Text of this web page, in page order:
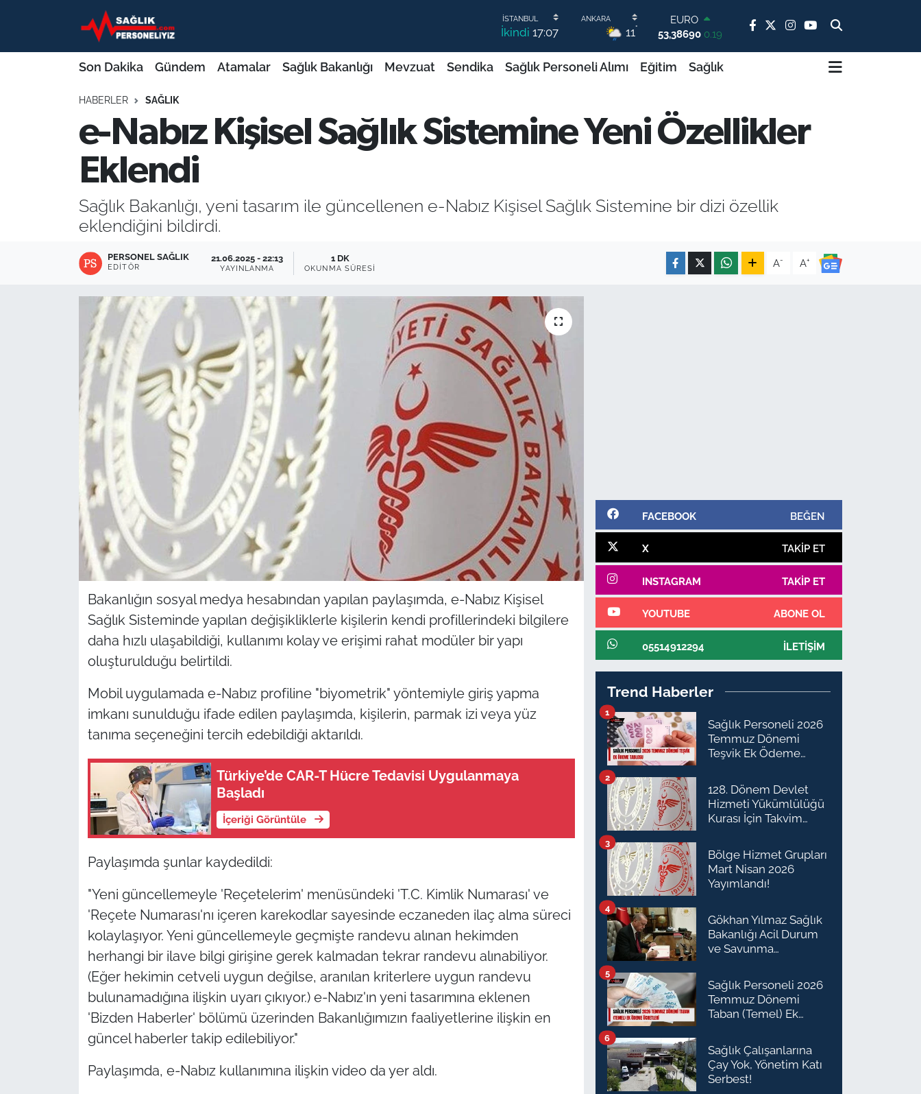
İkindi 17:07 11°
53,38690 0.19
STERLİN
6862,09000 0.19
BITCOIN
79.591,74 -1.82
DOLAR
Son Dakika Gündem Atamalar Sağlık Bakanlığı Mevzuat Sendika Sağlık Personeli Alımı Eğitim Sağlık
HABERLER SAĞLIK
e-Nabız Kişisel Sağlık Sistemine Yeni Özellikler
Eklendi
Sağlık Bakanlığı, yeni tasarım ile güncellenen e-Nabız Kişisel Sağlık Sistemine bir dizi özellik
eklendiğini bildirdi.
PERSONEL SAĞLIK
EDITÖR
21.06.2025 - 22:13
YAYINLANMA
1 DK
OKUNMA SÜRESI A- A+
Bakanlığın sosyal medya hesabından yapılan paylaşımda, e-Nabız Kişisel
Sağlık Sisteminde yapılan değişikliklerle kişilerin kendi profillerindeki bilgilere
daha hızlı ulaşabildiği, kullanımı kolay ve erişimi rahat modüler bir yapı
oluşturulduğu belirtildi.
Mobil uygulamada e-Nabız profiline "biyometrik" yöntemiyle giriş yapma
imkanı sunulduğu ifade edilen paylaşımda, kişilerin, parmak izi veya yüz
tanıma seçeneğini tercih edebildiği aktarıldı.
Türkiye’de CAR-T Hücre Tedavisi Uygulanmaya
Başladı
İçeriği Görüntüle
Paylaşımda şunlar kaydedildi:
"Yeni güncellemeyle 'Reçetelerim' menüsündeki 'T.C. Kimlik Numarası' ve
'Reçete Numarası'nı içeren karekodlar sayesinde eczaneden ilaç alma süreci
kolaylaşıyor. Yeni güncellemeyle geçmişte randevu alınan hekimden
herhangi bir ilave bilgi girişine gerek kalmadan tekrar randevu alınabiliyor.
(Eğer hekimin cetveli uygun değilse, aranılan kriterlere uygun randevu
bulunamadığına ilişkin uyarı çıkıyor.) e-Nabız'ın yeni tasarımına eklenen
'Bizden Haberler' bölümü üzerinden Bakanlığımızın faaliyetlerine ilişkin en
güncel haberler takip edilebiliyor."
Paylaşımda, e-Nabız kullanımına ilişkin video da yer aldı.
FACEBOOK BEĞEN
X TAKIP ET
INSTAGRAM TAKIP ET
YOUTUBE ABONE OL
05514912294 İLETIŞIM
Trend Haberler
Sağlık Personeli 2026
Temmuz Dönemi
Teşvik Ek Ödeme
1
128. Dönem Devlet
Hizmeti Yükümlülüğü
Kurası İçin Takvim
2
Bölge Hizmet Grupları
Mart Nisan 2026
Yayımlandı!
3
Gökhan Yılmaz Sağlık
Bakanlığı Acil Durum
ve Savunma
Başkanı Olarak Atandı
4
Sağlık Personeli 2026
Temmuz Dönemi
Taban (Temel) Ek
5
Sağlık Çalışanlarına
Çay Yok, Yönetim Katı
Serbest!
6
Son Dakika
Atamalar
Sağlık Bakanlığı
Sendika
Sağlık Personeli Alımı
Kamu Alımları
Nöbetçi Eczaneler
Namaz Vakitleri
Trafik Durumu
Tüm Manşetler
Son Dakika Haberleri
Haber Arşivi